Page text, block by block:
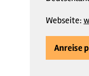
Webseite:
Anreise